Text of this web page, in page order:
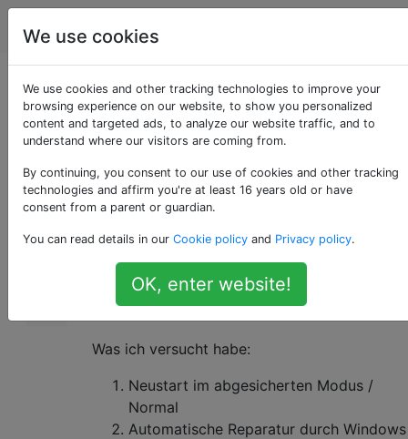
Computerbenutzer
Windows 7 bootet
nicht ohne Grund
0
Ich war letzte Nacht online und bin schlafen
und versuche, meinen PC zu booten. Er
bootet nicht. Er startet nur Windows und
zeigt einen schwarzen Bildschirm mit einem
Cursor darauf.
Was ich versucht habe:
Neustart im abgesicherten Modus /
Normal
Automatische Reparatur durch Windows
We use cookies
We use cookies and other tracking technologies to improve your
browsing experience on our website, to show you personalized
content and targeted ads, to analyze our website traffic, and to
understand where our visitors are coming from.
By continuing, you consent to our use of cookies and other tracking
technologies and affirm you're at least 16 years old or have
consent from a parent or guardian.
You can read details in our Cookie policy and Privacy policy.
OK, enter website!